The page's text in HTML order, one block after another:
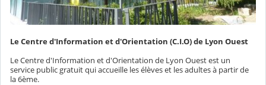
Le Centre d'Information et d'Orientation (C.I.O) de Lyon Ouest
Le Centre d'Information et d'Orientation de Lyon Ouest est un
service public gratuit qui accueille les élèves et les adultes à partir de
la 6ème.